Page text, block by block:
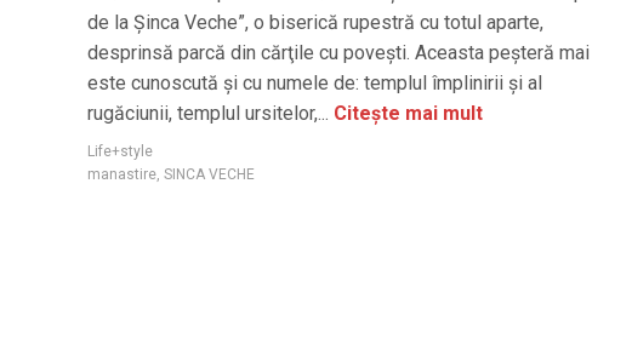
de la Şinca Veche”, o biserică rupestră cu totul aparte,
desprinsă parcă din cărţile cu poveşti. Aceasta peşteră mai
este cunoscută şi cu numele de: templul împlinirii şi al
rugăciunii, templul ursitelor,... Citește mai mult
Life+style
manastire SINCA VECHE